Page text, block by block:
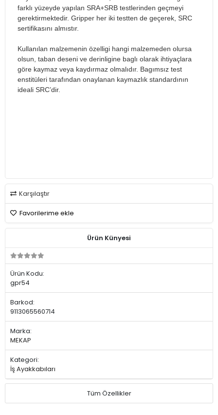
farklı yüzeyde yapılan SRA+SRB testlerinden geçmeyi
gerektirmektedir. Gripper her iki testten de geçerek, SRC
sertifikasını almıstır.
Kullanılan malzemenin özelligi hangi malzemeden olursa
olsun, taban deseni ve derinligine baglı olarak ihtiyaçlara
göre kaymaz veya kaydırmaz olmalıdır. Bagımsız test
enstitüleri tarafından onaylanan kaymazlık standardının
ideali SRC’dir.
Karşılaştır
Favorilerime ekle
Ürün Künyesi
Ürün Kodu:
gpr54
Barkod:
9113065560714
Marka:
MEKAP
Kategori:
İş Ayakkabıları
Tüm Özellikler